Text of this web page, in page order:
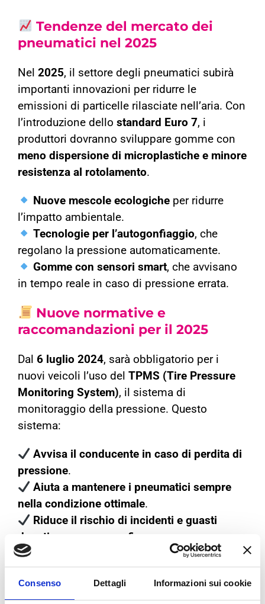
Consenso Dettagli Informazioni sui cookie
Tendenze del mercato dei
pneumatici nel 2025
Nel 2025, il settore degli pneumatici subirà
importanti innovazioni per ridurre le
emissioni di particelle rilasciate nell’aria. Con
l’introduzione dello standard Euro 7, i
produttori dovranno sviluppare gomme con
meno dispersione di microplastiche e minore
resistenza al rotolamento.
Nuove mescole ecologiche per ridurre
l’impatto ambientale.
Tecnologie per l’autogonfiaggio, che
regolano la pressione automaticamente.
Gomme con sensori smart, che avvisano
in tempo reale in caso di pressione errata.
Nuove normative e
raccomandazioni per il 2025
Dal 6 luglio 2024, sarà obbligatorio per i
nuovi veicoli l’uso del TPMS (Tire Pressure
Monitoring System), il sistema di
monitoraggio della pressione. Questo
sistema:
Avvisa il conducente in caso di perdita di
pressione.
Aiuta a mantenere i pneumatici sempre
nella condizione ottimale.
Riduce il rischio di incidenti e guasti
dovuti a gomme sgonfie
Se la tua auto non ha il TPMS, controlla
manualmente la pressione con regolarità!